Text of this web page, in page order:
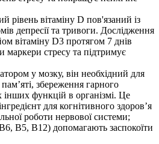
рівень вітаміну D пов'язаний із
депресії та тривоги. Дослідження
вітаміну D3 протягом 7 днів
маркери стресу та підтримує
у мозку, він необхідний для
збереження гарного
інших функцій в організмі. Це
для когнітивного здоров’я
роботи нервової системи;
B5, B12) допомагають заспокоїти